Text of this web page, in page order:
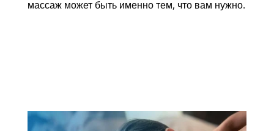
массаж может быть именно тем, что вам нужно.